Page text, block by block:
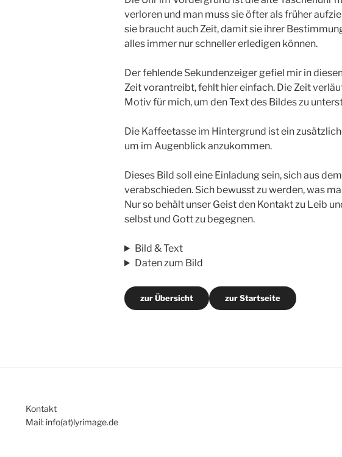
verloren und man muss sie öfter als früher
sie braucht auch Zeit, damit sie ihrer
alles immer nur schneller erledigen können.
Der fehlende Sekundenzeiger gefiel mir in
Zeit vorantreibt, fehlt hier einfach. Die Zeit
Motiv für mich, um den Text des Bildes zu
Die Kaffeetasse im Hintergrund ist ein
um im Augenblick anzukommen.
Dieses Bild soll eine Einladung sein, sich aus
verabschieden. Sich bewusst zu werden, was
Nur so behält unser Geist den Kontakt zu Leib
selbst und Gott zu begegnen.
Bild & Text
Daten zum Bild
zur Übersicht zur Startseite
Kontakt
Mail: info(at)lyrimage.de